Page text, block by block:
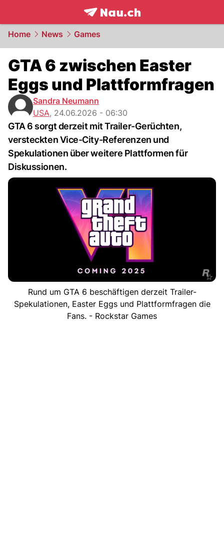
frontpage.NAU.ch
Home News Games
GTA 6 zwischen Easter
Eggs und Plattformfragen
Sandra Neumann
USA, 24.06.2026 - 06:30
GTA 6 sorgt derzeit mit Trailer-Gerüchten,
versteckten Vice-City-Referenzen und
Spekulationen über weitere Plattformen für
Diskussionen.
Rund um GTA 6 beschäftigen derzeit Trailer-
Spekulationen, Easter Eggs und Plattformfragen die
Fans. - Rockstar Games